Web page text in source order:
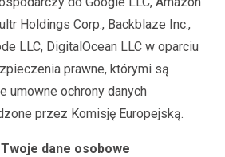
Holdings Corp., Backblaze Inc.,
LLC, DigitalOcean LLC w oparciu
prawne, którymi są
umowne ochrony danych
przez Komisję Europejską.
dane osobowe